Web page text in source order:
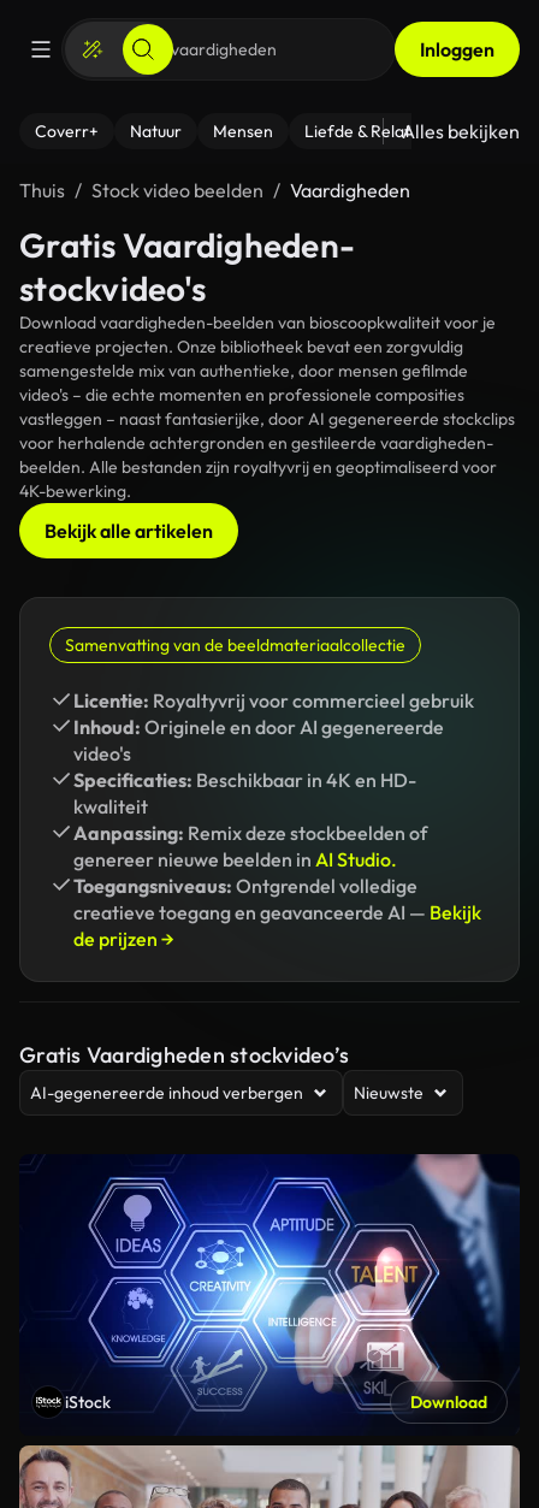
Inloggen
Coverr+ Natuur Mensen Liefde & Relaties - Fitness
Alles bekijken
Thuis Stock video beelden Vaardigheden
Gratis Vaardigheden-
stockvideo's
Download vaardigheden-beelden van bioscoopkwaliteit voor je
creatieve projecten. Onze bibliotheek bevat een zorgvuldig
samengestelde mix van authentieke, door mensen gefilmde
video's – die echte momenten en professionele composities
vastleggen – naast fantasierijke, door AI gegenereerde stockclips
voor herhalende achtergronden en gestileerde vaardigheden-
beelden. Alle bestanden zijn royaltyvrij en geoptimaliseerd voor
4K-bewerking.
Bekijk alle artikelen
Samenvatting van de beeldmateriaalcollectie
Licentie: Royaltyvrij voor commercieel gebruik
Inhoud: Originele en door AI gegenereerde
video's
Specificaties: Beschikbaar in 4K en HD-
kwaliteit
Aanpassing: Remix deze stockbeelden of
genereer nieuwe beelden in AI Studio.
Toegangsniveaus: Ontgrendel volledige
creatieve toegang en geavanceerde AI — Bekijk
de prijzen →
Gratis Vaardigheden stockvideo’s
AI-gegenereerde inhoud verbergen Nieuwste
iStock Download